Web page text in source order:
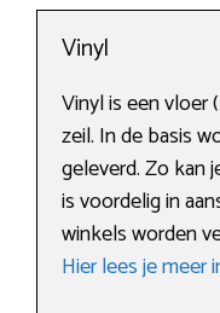
Vinyl
Vinyl is een vloer
zeil. In de basis
geleverd. Zo kan
is voordelig in
winkels worden
Hier lees je meer